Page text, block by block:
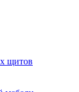
щитов